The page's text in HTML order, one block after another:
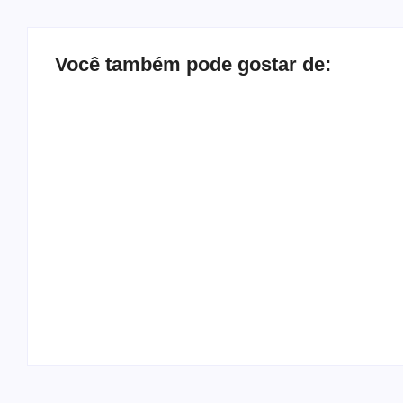
Você também pode gostar de: